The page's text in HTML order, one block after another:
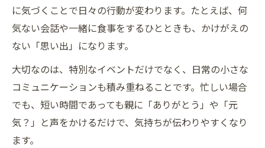
に気づくことで日々の行動が変わります。たとえば、何
気ない会話や一緒に食事をするひとときも、かけがえの
ない「思い出」になります。
大切なのは、特別なイベントだけでなく、日常の小さな
コミュニケーションも積み重ねることです。忙しい場合
でも、短い時間であっても親に「ありがとう」や「元
気？」と声をかけるだけで、気持ちが伝わりやすくなり
ます。